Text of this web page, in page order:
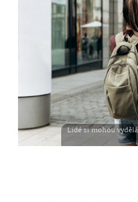
Lidé si mohou